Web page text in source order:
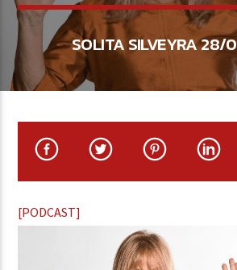
SOLITA SILVEYRA
[PODCAST]